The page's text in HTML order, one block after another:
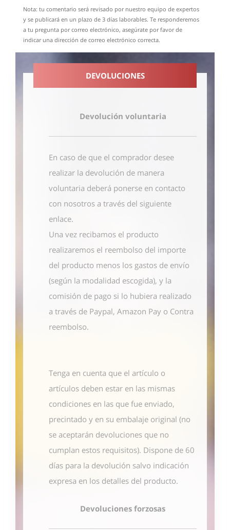
Nota: tu comentario será revisado por nuestro equipo de expertos
y se publicará en un plazo de 3 días laborables. Te responderemos
a tu pregunta por correo electrónico, asegúrate por favor de
indicar una dirección de correo electrónico correcta.
DEVOLUCIONES
Devolución voluntaria
En caso de que el comprador desee
realizar la devolución de manera
voluntaria deberá ponerse en contacto
con nosotros a través del siguiente
enlace.
Una vez recibamos el producto
realizaremos el reembolso del importe
del producto menos los gastos de envío
(según la modalidad escogida), y la
comisión de pago si lo hubiera realizado
a través de Paypal, Amazon Pay o Contra
reembolso.
Tenga en cuenta que el artículo o
artículos deben estar en las mismas
condiciones en las que fue enviado,
precintado y en su embalaje original (no
se aceptarán devoluciones que no
cumplan estos requisitos). Dispone de 60
días para la devolución salvo indicación
expresa en los detalles del producto.
Devoluciones forzosas